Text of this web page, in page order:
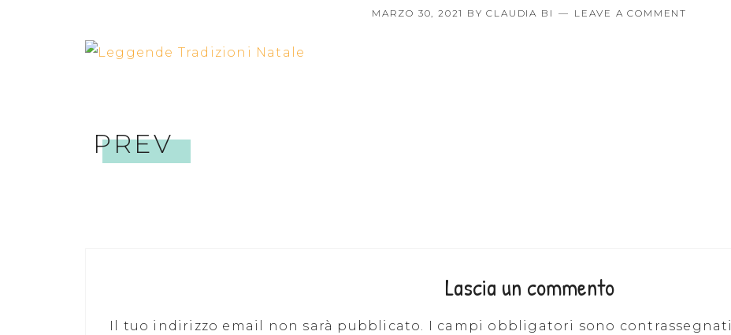
MARZO 30, 2021 BYCLAUDIA BI LEAVE A COMMENT
PREV
Lascia un commento
Il tuo indirizzo email non sarà pubblicato. I campi obbligatori sono contrassegnati